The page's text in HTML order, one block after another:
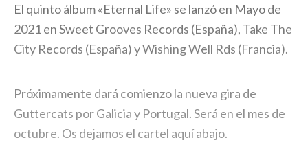
El quinto álbum «Eternal Life» se lanzó en Mayo de
2021 en Sweet Grooves Records (España), Take The
City Records (España) y Wishing Well Rds (Francia).
Próximamente dará comienzo la nueva gira de
Guttercats por Galicia y Portugal. Será en el mes de
octubre. Os dejamos el cartel aquí abajo.